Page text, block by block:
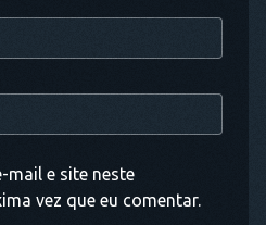
mail e site neste
vez que eu comentar.